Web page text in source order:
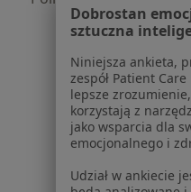
dane
Jak działają
Praca
Dobrostan
sztuczna
Niniejsza ankieta,
zespół Patient
lepsze
korzystają z
jako wsparcia dla
emocjonalnego i
Udział w ankiecie